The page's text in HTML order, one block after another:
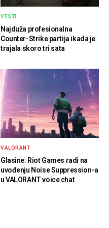
VESTI
Najduža profesionalna
Counter-Strike partija ikada je
trajala skoro tri sata
VALORANT
Glasine: Riot Games radi na
uvođenju Noise Suppression-a
u VALORANT voice chat